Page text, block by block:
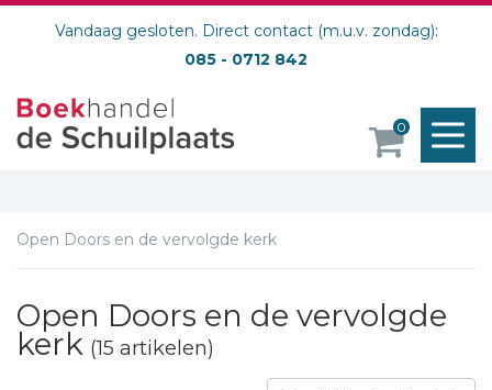
Vandaag gesloten. Direct contact (m.u.v. zondag):
085 - 0712 842
0
Open Doors en de vervolgde kerk
Open Doors en de vervolgde
kerk (15 artikelen)